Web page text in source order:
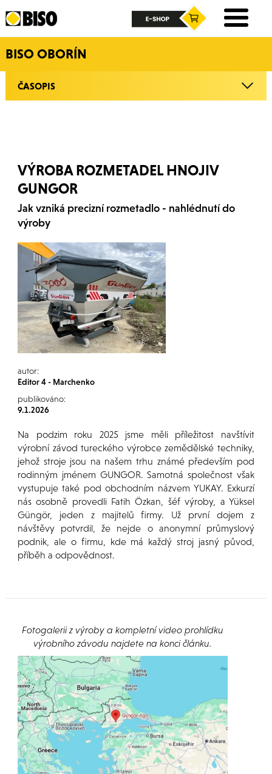
BISO OBORÍN
ČASOPIS
VÝROBA ROZMETADEL HNOJIV
GUNGOR
Jak vzniká precizní rozmetadlo - nahlédnutí do
výroby
autor:
Editor 4 - Marchenko
publikováno:
9.1.2026
Na podzim roku 2025 jsme měli příležitost navštívit
výrobní závod tureckého výrobce zemědělské techniky,
jehož stroje jsou na našem trhu známé především pod
rodinným jménem GUNGOR. Samotná společnost však
vystupuje také pod obchodním názvem YUKAY. Exkurzí
nás osobně provedli Fatih Özkan, šéf výroby, a Yüksel
Güngör, jeden z majitelů firmy. Už první dojem z
návštěvy potvrdil, že nejde o anonymní průmyslový
podnik, ale o firmu, kde má každý stroj jasný původ,
příběh a odpovědnost.
Fotogalerii z výroby a kompletní video prohlídku
výrobního závodu najdete na konci článku.